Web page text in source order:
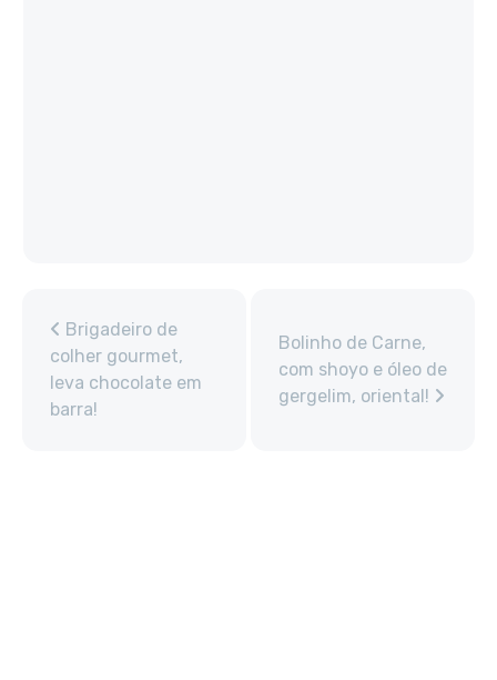
Brigadeiro de
colher gourmet,
leva chocolate em
barra!
Bolinho de Carne,
com shoyo e óleo de
gergelim, oriental!